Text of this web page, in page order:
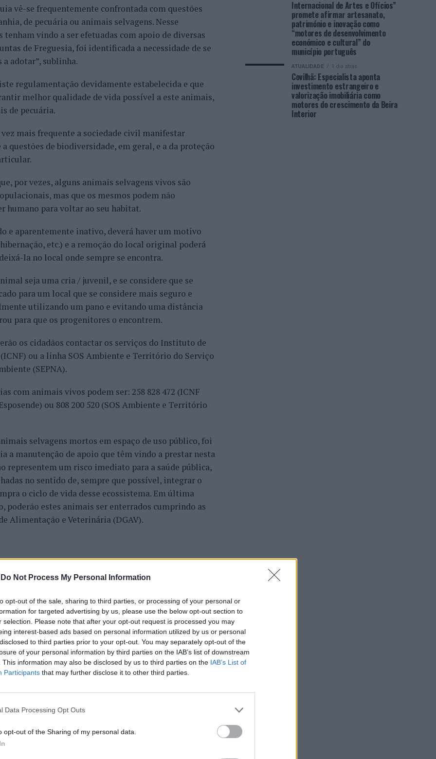
Do Not Process My Personal Information
opt-out of the sale, sharing to third parties, or processing of your personal or
for targeted advertising by us, please use the below opt-out section to
selection. Please note that after your opt-out request is processed you may
interest-based ads based on personal information utilized by us or personal
to third parties prior to your opt-out. You may separately opt-out of the
of your personal information by third parties on the IAB’s list of downstream
This information may also be disclosed by us to third parties on the IAB’s List of
Participants that may further disclose it to other third parties.
Data Processing Opt Outs
opt-out of the Sharing of my personal data.
vê-se frequentemente confrontada com questões
de pecuária ou animais selvagens. Nesse
vindo a ser efetuadas com apoio de diversas
de Freguesia, foi identificada a necessidade de se
adotar”, sublinha.
regulamentação devidamente estabelecida e que
melhor qualidade de vida possível a este animais,
de pecuária.
vez mais frequente a sociedade civil manifestar
questões de biodiversidade, em geral, e a da proteção
por vezes, alguns animais selvagens vivos são
mas que os mesmos podem não
humano para voltar ao seu habitat.
e aparentemente inativo, deverá haver um motivo
etc.) e a remoção do local original poderá
la no local onde sempre se encontra.
seja uma cria / juvenil, e se considere que se
para um local que se considere mais seguro e
utilizando um pano e evitando uma distância
para que os progenitores o encontrem.
os cidadãos contactar os serviços do Instituto de
ou a linha SOS Ambiente e Território do Serviço
(SEPNA).
com animais vivos podem ser: 258 828 472 (ICNF
ou 808 200 520 (SOS Ambiente e Território
selvagens mortos em espaço de uso público, foi
a manutenção de apoio que têm vindo a prestar nesta
representem um risco imediato para a saúde pública,
no sentido de, sempre que possível, integrar o
o ciclo de vida desse ecossistema. Em última
poderão estes animais ser enterrados cumprindo as
Alimentação e Veterinária (DGAV).
Barcelos celebra Dia do Artesão
ESTAR INTERESSADO
ilegal de aves suspeita da prática do crime de
Internacional de Artes e Ofícios”
promete afirmar artesanato,
património e inovação como
“motores de desenvolvimento
económico e cultural” do
município português
ATUALIDADE 1 dia atrás
Covilhã: Especialista aponta
investimento estrangeiro e
valorização imobiliária como
motores do crescimento da Beira
Interior